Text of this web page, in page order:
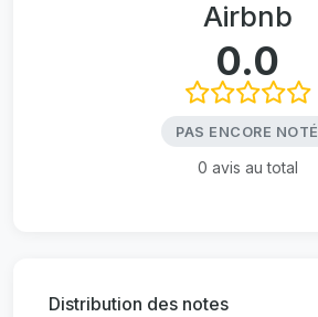
Airbnb
0.0
PAS ENCORE NOTÉ
0 avis au total
Distribution des notes